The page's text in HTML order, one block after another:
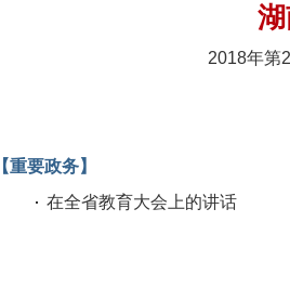
2018年第
【重要政务】
在全省教育大会上的讲话